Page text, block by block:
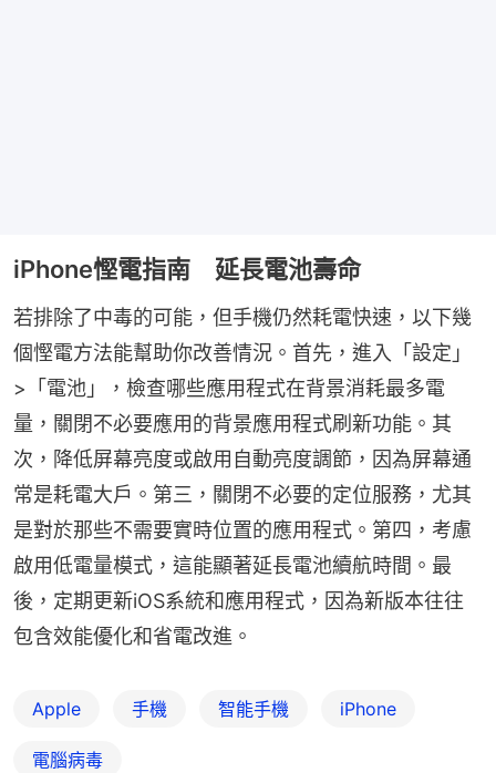
iPhone慳電指南 延長電池壽命
若排除了中毒的可能，但手機仍然耗電快速，以下幾
個慳電方法能幫助你改善情況。首先，進入「設定」
>「電池」，檢查哪些應用程式在背景消耗最多電
量，關閉不必要應用的背景應用程式刷新功能。其
次，降低屏幕亮度或啟用自動亮度調節，因為屏幕通
常是耗電大戶。第三，關閉不必要的定位服務，尤其
是對於那些不需要實時位置的應用程式。第四，考慮
啟用低電量模式，這能顯著延長電池續航時間。最
後，定期更新iOS系統和應用程式，因為新版本往往
包含效能優化和省電改進。
Apple 手機 智能手機 iPhone
電腦病毒